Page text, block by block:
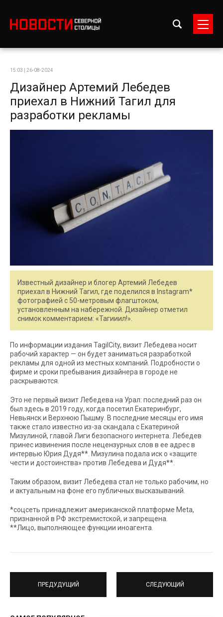
15:03 | 26-08-2024
Дизайнер Артемий Лебедев
приехал в Нижний Тагил для
разработки рекламы
Известный дизайнер и блогер Артемий Лебедев
приехал в Нижний Тагил, где поделился в Instagram*
фотографией с 50-метровым флагштоком,
установленным на набережной. Дизайнер отметил
снимок комментарием: «Тагииил!».
По информации издания TagilCity, визит Лебедева носит
рабочий характер — он будет заниматься разработкой
рекламы для одной из местных компаний. Подробности о
фирме и сроки пребывания дизайнера в городе не
раскрываются.
Это не первый визит Лебедева на Урал: последний раз он
был здесь в 2019 году, когда посетил Екатеринбург,
Невьянск и Верхнюю Пышму. В последние месяцы его имя
также стало известно из-за скандала с Екатериной
Мизулиной, главой Лиги безопасного интернета. Лебедев
принес извинения после нецензурных слов в ее адрес в
интервью Юрия Дудя**. Мизулина подала иск о «защите
чести и достоинства» против Лебедева и Дудя**.
Таким образом, визит Лебедева стал не только рабочим, но
и актуальным на фоне его публичных высказываний.
*соцсеть принадлежит американской платформе Meta,
признанной в РФ экстремистской, и запрещена.
**Лицо, выполняющее функции иноагента.
ПРЕДУДУЩИЙ СЛЕДУЮЩИЙ